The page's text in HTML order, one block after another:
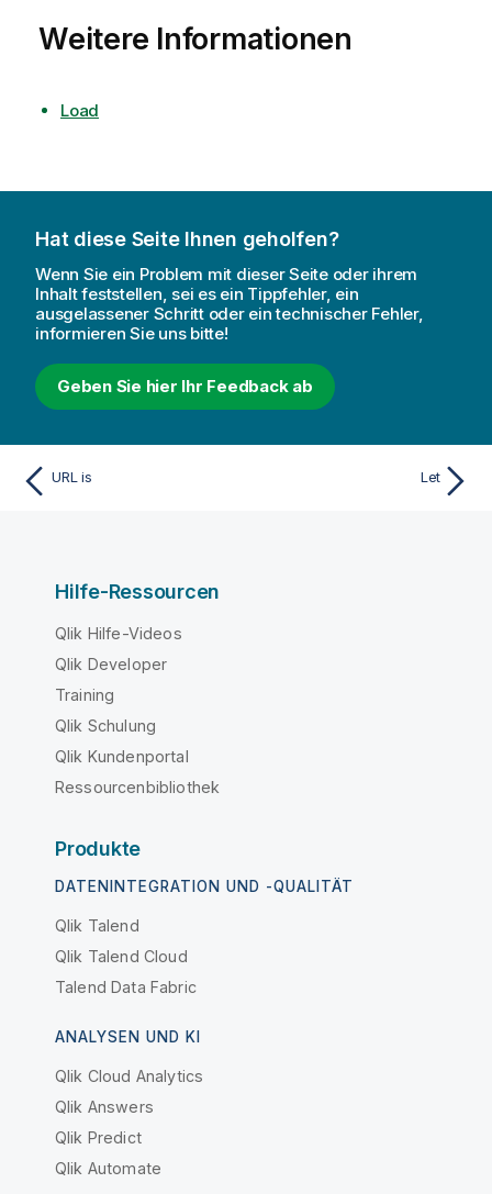
Weitere Informationen
Load
Hat diese Seite Ihnen geholfen?
Wenn Sie ein Problem mit dieser Seite oder ihrem
Inhalt feststellen, sei es ein Tippfehler, ein
ausgelassener Schritt oder ein technischer Fehler,
informieren Sie uns bitte!
Geben Sie hier Ihr Feedback ab
URL is Let
Hilfe-Ressourcen
Qlik Hilfe-Videos
Qlik Developer
Training
Qlik Schulung
Qlik Kundenportal
Ressourcenbibliothek
Produkte
DATENINTEGRATION UND -QUALITÄT
Qlik Talend
Qlik Talend Cloud
Talend Data Fabric
ANALYSEN UND KI
Qlik Cloud Analytics
Qlik Answers
Qlik Predict
Qlik Automate